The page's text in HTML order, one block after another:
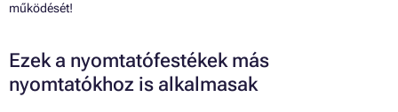
működését!
Ezek a nyomtatófestékek más
nyomtatókhoz is alkalmasak